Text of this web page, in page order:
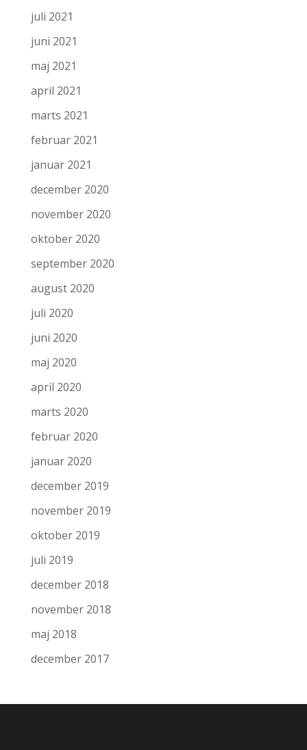
juli 2021
juni 2021
maj 2021
april 2021
marts 2021
februar 2021
januar 2021
december 2020
november 2020
oktober 2020
september 2020
august 2020
juli 2020
juni 2020
maj 2020
april 2020
marts 2020
februar 2020
januar 2020
december 2019
november 2019
oktober 2019
juli 2019
december 2018
november 2018
maj 2018
december 2017